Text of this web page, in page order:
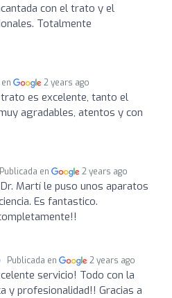
con el trato y el
Totalmente
2 years ago
es excelente, tanto el
agradables, atentos y con
Publicada en 2 years ago
Martí le puso unos aparatos
Es fantastico.
Publicada en 2 years ago
servicio! Todo con la
y profesionalidad!! Gracias a